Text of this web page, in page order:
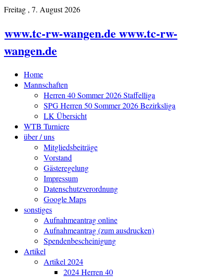
Freitag , 7. August 2026
www.tc-rw-wangen.de www.tc-rw-
wangen.de
Home
Mannschaften
Herren 40 Sommer 2026 Staffelliga
SPG Herren 50 Sommer 2026 Bezirksliga
LK Übersicht
WTB Turniere
über / uns
Mitgliedsbeiträge
Vorstand
Gästeregelung
Impressum
Datenschutzverordnung
Google Maps
sonstiges
Aufnahmeantrag online
Aufnahmeantrag (zum ausdrucken)
Spendenbescheinigung
Artikel
Artikel 2024
2024 Herren 40